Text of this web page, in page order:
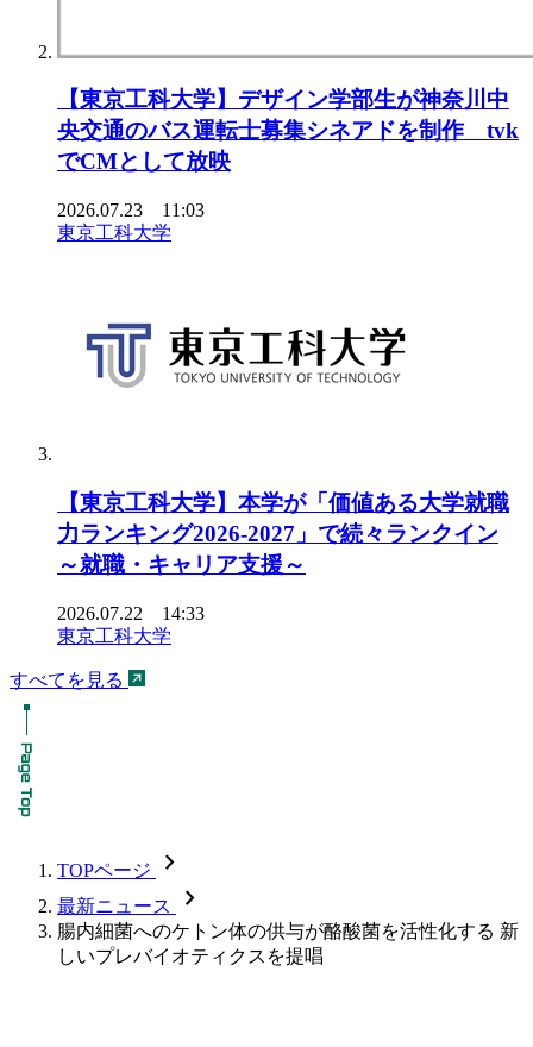
【東京⼯科⼤学】デザイン学部⽣が神奈川中
央交通のバス運転⼠募集シネアドを制作 tvk
でCMとして放映
2026.07.23 11:03
東京工科大学
【東京工科大学】本学が「価値ある大学就職
力ランキング2026-2027」で続々ランクイン
～就職・キャリア支援～
2026.07.22 14:33
東京工科大学
すべてを見る
TOPページ chevron_forward
最新ニュース chevron_forward
腸内細菌へのケトン体の供与が酪酸菌を活性化する 新
しいプレバイオティクスを提唱